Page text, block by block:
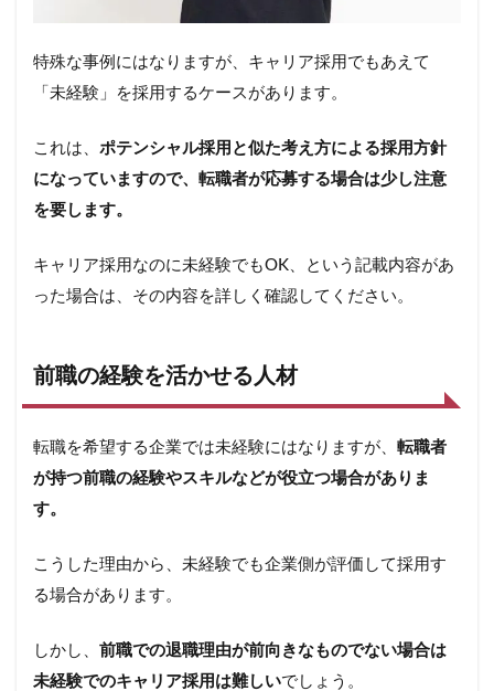
特殊な事例にはなりますが、キャリア採用でもあえて
「未経験」を採用するケースがあります。
これは、 ポテンシャル採用と似た考え方による採用方針
になっていますので、転職者が応募する場合は少し注意
を要します。
キャリア採用なのに未経験でもOK、という記載内容があ
った場合は、その内容を詳しく確認してください。
前職の経験を活かせる人材
転職を希望する企業では未経験にはなりますが、 転職者
が持つ前職の経験やスキルなどが役立つ場合がありま
す。
こうした理由から、未経験でも企業側が評価して採用す
る場合があります。
しかし、 前職での退職理由が前向きなものでない場合は
未経験でのキャリア採用は難しいでしょう。